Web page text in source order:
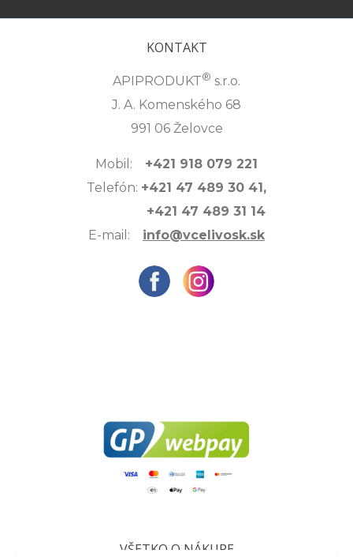
KONTAKT
APIPRODUKT® s.r.o.
J. A. Komenského 68
991 06 Želovce
Mobil: +421 918 079 221
Telefón: +421 47 489 30 41,
+421 47 489 31 14
E-mail: info@vcelivosk.sk
VŠETKO O NÁKUPE